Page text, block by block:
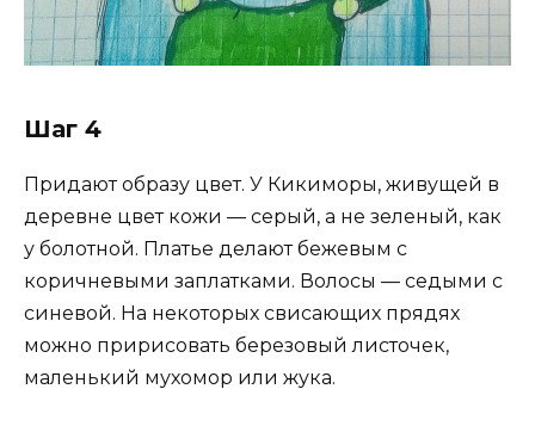
Шаг 4
Придают образу цвет. У Кикиморы, живущей в
деревне цвет кожи — серый, а не зеленый, как
у болотной. Платье делают бежевым с
коричневыми заплатками. Волосы — седыми с
синевой. На некоторых свисающих прядях
можно пририсовать березовый листочек,
маленький мухомор или жука.